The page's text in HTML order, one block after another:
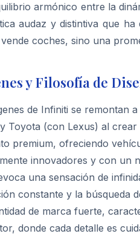
armónico entre la
audaz y distintiva que
coches, sino una
y Filosofía de
de Infiniti se remontan
Toyota (con Lexus) al
premium, ofreciendo
innovadores y con un
una sensación de
constante y la búsqueda
de marca fuerte,
donde cada detalle es